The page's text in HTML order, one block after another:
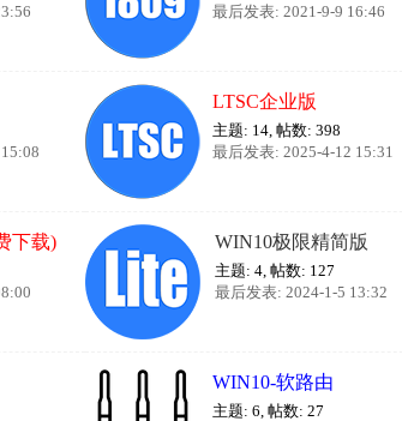
最后发表: 2021-9-9 16:46
LTSC企业版
主题: 14, 帖数: 398
最后发表: 2025-4-12 15:31
下载) WIN10极限精简版
主题: 4, 帖数: 127
最后发表: 2024-1-5 13:32
WIN10-软路由
主题: 6, 帖数: 27